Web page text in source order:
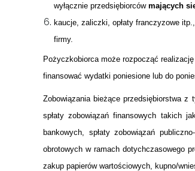
wyłącznie przedsiębiorców mających
kaucje, zaliczki, opłaty franczyzowe
firmy.
Pożyczkobiorca może rozpocząć
finansować wydatki poniesione lub do
Zobowiązania bieżące przedsiębiorstwa z
spłaty zobowiązań finansowych takich
bankowych, spłaty zobowiązań
obrotowych w ramach dotychczasowego
zakup papierów wartościowych, kupno/